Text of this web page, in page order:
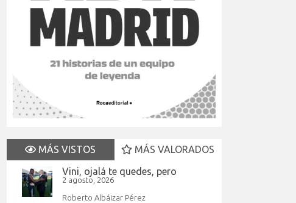
MÁS VISTOS
MÁS VALORADOS
Vini, ojalá te quedes, pero
2 agosto, 2026
Roberto Albáizar Pérez